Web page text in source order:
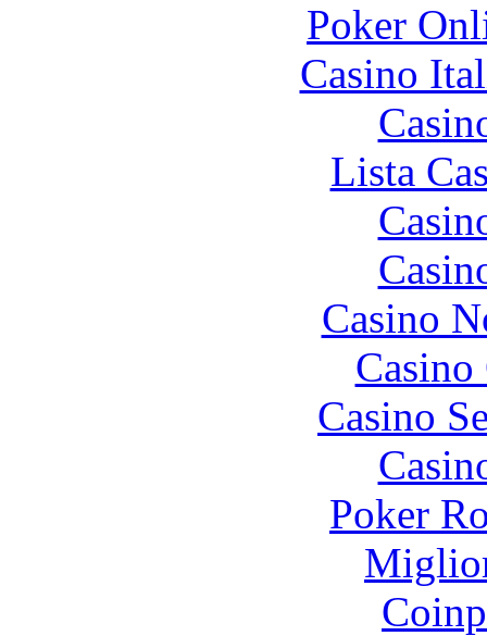
Poker
Casino
Lista
Casino
Casino
Poker